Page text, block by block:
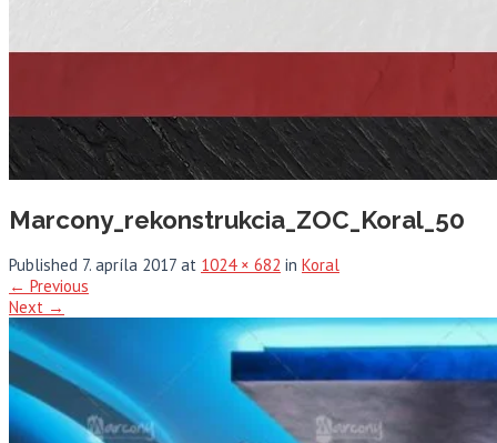
Marcony_rekonstrukcia_ZOC_Koral_50
Published 7. apríla 2017 at 1024 × 682 in Koral
← Previous
Next →